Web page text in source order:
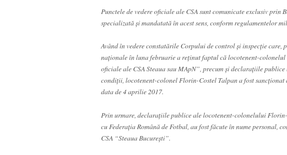
Punctele de vedere oficiale ale CSA sunt comunicate exclusiv
specializată şi mandatată în acest sens, conform regulamentelor
Având în vedere constatările Corpului de control și inspecție
naționale în luna februarie a reținut faptul că locotenent-
oficiale ale CSA Steaua sau MApN”, precum și declarațiile
condiții, locotenent-colonel Florin-Costel Talpan a fost
data de 4 aprilie 2017.
Prin urmare, declarațiile publice ale locotenent-colonelului
cu Federația Română de Fotbal, au fost făcute în nume personal,
CSA “Steaua Bucureşti”.